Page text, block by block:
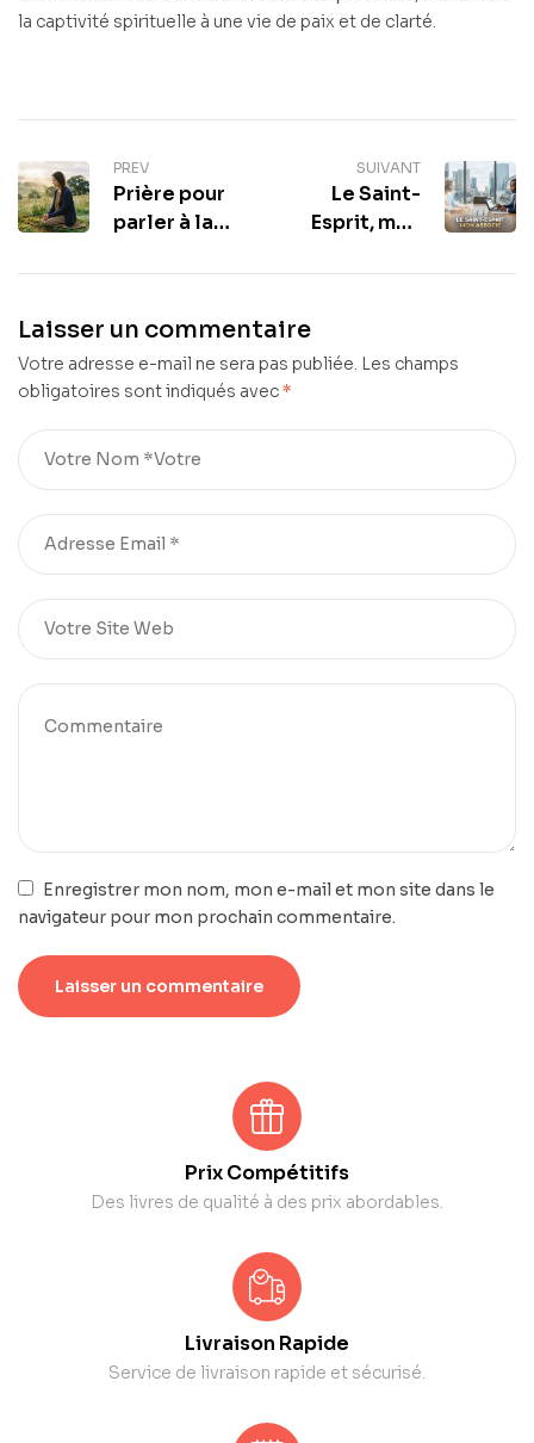
la captivité spirituelle à une vie de paix et de clarté.
PREV
Prière pour
parler à la
SUIVANT
Le Saint-
Esprit, mon
Laisser un commentaire
Votre adresse e-mail ne sera pas publiée. Les champs
obligatoires sont indiqués avec*
Enregistrer mon nom, mon e-mail et mon site dans le
navigateur pour mon prochain commentaire.
Prix Compétitifs
Des livres de qualité à des prix abordables.
Livraison Rapide
Service de livraison rapide et sécurisé.